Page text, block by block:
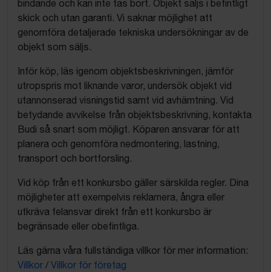
bindande och kan inte tas bort. Objekt säljs i befintligt
skick och utan garanti. Vi saknar möjlighet att
genomföra detaljerade tekniska undersökningar av de
objekt som säljs.
Inför köp, läs igenom objektsbeskrivningen, jämför
utropspris mot liknande varor, undersök objekt vid
utannonserad visningstid samt vid avhämtning. Vid
betydande avvikelse från objektsbeskrivning, kontakta
Budi så snart som möjligt. Köparen ansvarar för att
planera och genomföra nedmontering, lastning,
transport och bortforsling.
Vid köp från ett konkursbo gäller särskilda regler. Dina
möjligheter att exempelvis reklamera, ångra eller
utkräva felansvar direkt från ett konkursbo är
begränsade eller obefintliga.
Läs gärna våra fullständiga villkor för mer information:
Villkor / Villkor för företag